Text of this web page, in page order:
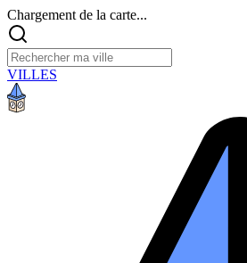
Chargement de la carte...
VILLES